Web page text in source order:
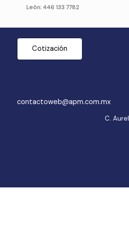
León: 446 133 7782
Cotización
contactoweb@apm.com.mx
C.